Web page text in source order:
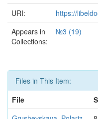
URI:
https://
Appears in
Collections:
№3 (19)
Files in This Item:
File